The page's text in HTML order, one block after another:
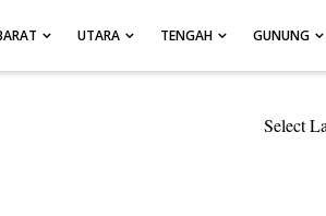
UTARA TENGAH GUNUNG
Select